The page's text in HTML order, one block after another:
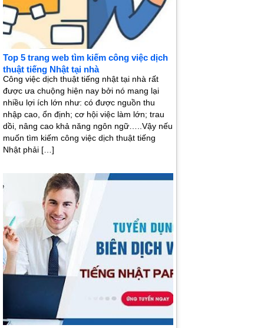
Top 5 trang web tìm kiếm công việc dịch
thuật tiếng Nhật tại nhà
Công việc dịch thuật tiếng nhật tại nhà rất
được ưa chuộng hiện nay bởi nó mang lại
nhiều lợi ích lớn như: có được nguồn thu
nhập cao, ổn định; cơ hội việc làm lớn; trau
dồi, nâng cao khả năng ngôn ngữ…..Vậy nếu
muốn tìm kiếm công việc dịch thuật tiếng
Nhật phải […]